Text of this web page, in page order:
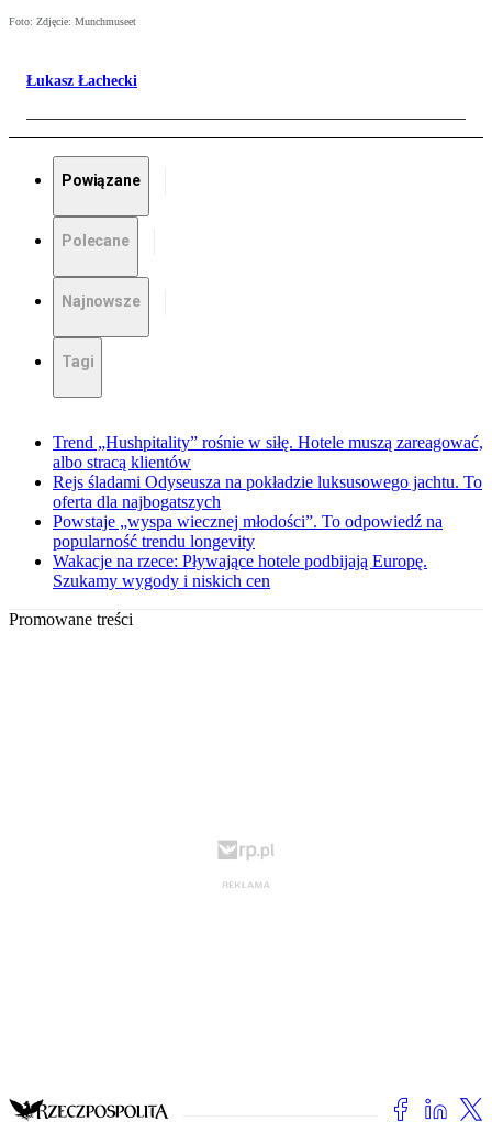
Foto: Zdjęcie: Munchmuseet
Łukasz Łachecki
Powiązane
Polecane
Najnowsze
Tagi
Trend „Hushpitality” rośnie w siłę. Hotele muszą zareagować,
albo stracą klientów
Rejs śladami Odyseusza na pokładzie luksusowego jachtu. To
oferta dla najbogatszych
Powstaje „wyspa wiecznej młodości”. To odpowiedź na
popularność trendu longevity
Wakacje na rzece: Pływające hotele podbijają Europę.
Szukamy wygody i niskich cen
Promowane treści